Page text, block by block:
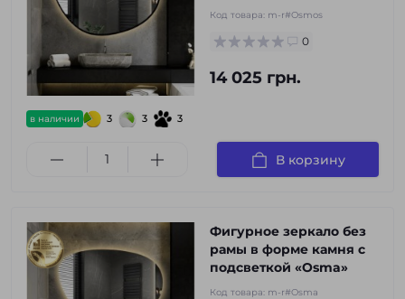
в наличии 3 3 3
Код товара: m-r#Osmos
0
14 025 грн.
В корзину
Фигурное зеркало без
рамы в форме камня с
подсветкой «Osma»
Код товара: m-r#Osma